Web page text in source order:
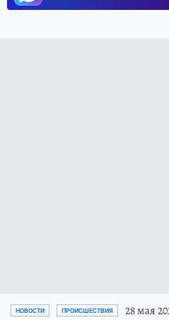
НОВОСТИ ПРОИСШЕСТВИЯ 28 мая